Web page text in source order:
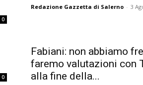
0
Redazione Gazzetta di Salerno - 3
0
Fabiani: non abbiamo
faremo valutazioni con
alla fine della...